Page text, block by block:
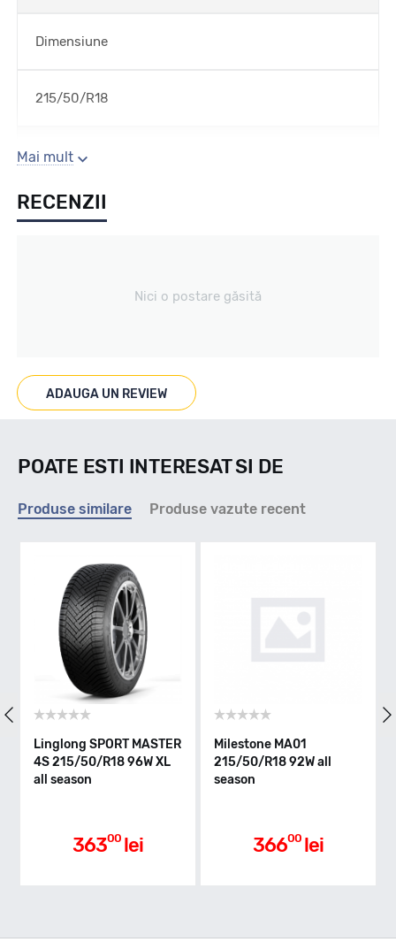
Dimensiune
215/50/R18
Sezon
All season
Marcat M+S
Indice viteza
Indice greutate
C
Aderenta pe carosabil ud
Mai mult
RECENZII
Nici o postare găsită
ADAUGA UN REVIEW
POATE ESTI INTERESAT SI DE
Produse similare Produse vazute recent
Linglong SPORT MASTER
4S 215/50/R18 96W XL
all season
36300 lei
Milestone MA01
215/50/R18 92W all
season
36600 lei